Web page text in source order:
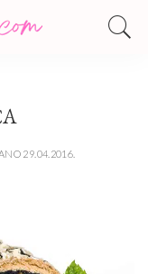
29.04.2016.